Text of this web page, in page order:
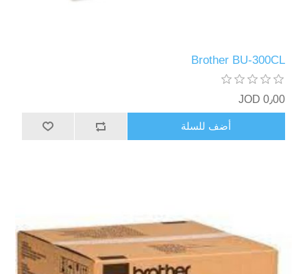
Brother BU-300CL
0٫00 JOD
أضف للسلة